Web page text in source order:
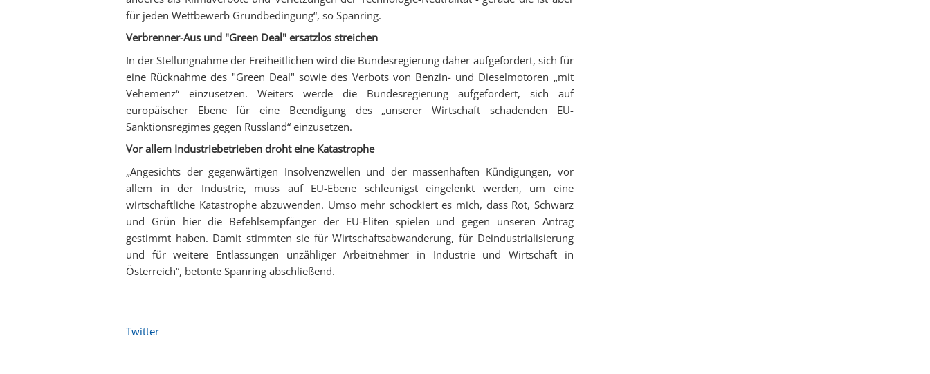
für jeden Wettbewerb Grundbedingung“, so Spanring.
Verbrenner-Aus und "Green Deal" ersatzlos streichen
In der Stellungnahme der Freiheitlichen wird die Bundesregierung daher aufgefordert, sich für
eine Rücknahme des "Green Deal" sowie des Verbots von Benzin- und Dieselmotoren „mit
Vehemenz“ einzusetzen. Weiters werde die Bundesregierung aufgefordert, sich auf
europäischer Ebene für eine Beendigung des „unserer Wirtschaft schadenden EU-
Sanktionsregimes gegen Russland“ einzusetzen.
Vor allem Industriebetrieben droht eine Katastrophe
„Angesichts der gegenwärtigen Insolvenzwellen und der massenhaften Kündigungen, vor
allem in der Industrie, muss auf EU-Ebene schleunigst eingelenkt werden, um eine
wirtschaftliche Katastrophe abzuwenden. Umso mehr schockiert es mich, dass Rot, Schwarz
und Grün hier die Befehlsempfänger der EU-Eliten spielen und gegen unseren Antrag
gestimmt haben. Damit stimmten sie für Wirtschaftsabwanderung, für Deindustrialisierung
und für weitere Entlassungen unzähliger Arbeitnehmer in Industrie und Wirtschaft in
Österreich“, betonte Spanring abschließend.
Twitter